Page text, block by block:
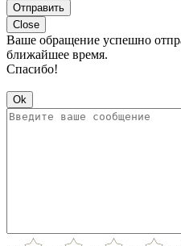
Отправить
Close
Ваше обращение успешно
ближайшее время.
Спасибо!
Ok